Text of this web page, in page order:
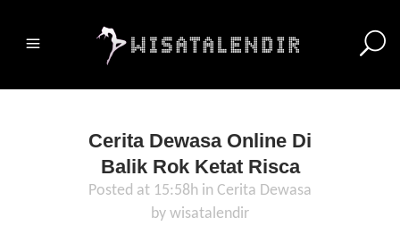
Cerita Dewasa Online Di
Balik Rok Ketat Risca
Posted at 15:58h in Cerita Dewasa
by wisatalendir